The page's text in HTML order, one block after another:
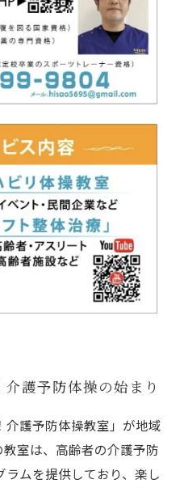
護予防体操の始まり
護予防体操教室」が地域
室は、高齢者の介護予防
ムを提供しており、楽し